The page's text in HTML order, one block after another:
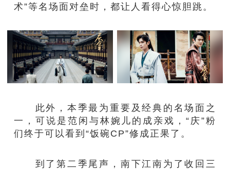
术”等名场面对垒时，都让人看得心惊胆跳。
此外，本季最为重要及经典的名场面之
一，可说是范闲与林婉儿的成亲戏，“庆”粉
们终于可以看到“饭碗CP”修成正果了。
到了第二季尾声，南下江南为了收回三